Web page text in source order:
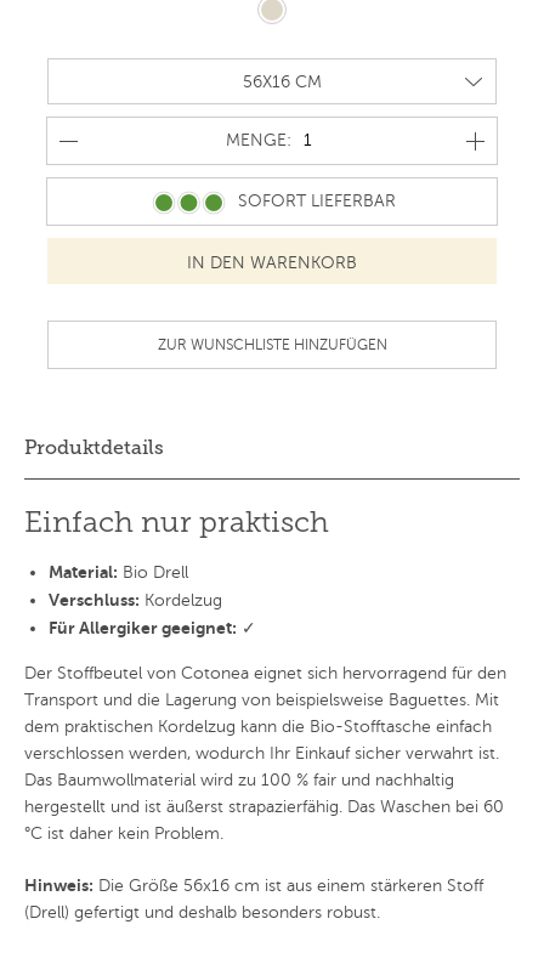
MENGE: MENGE
SOFORT LIEFERBAR
ZUR WUNSCHLISTE HINZUFÜGEN
Produktdetails
Einfach nur praktisch
Material: Bio Drell
Verschluss: Kordelzug
Für Allergiker geeignet: ✓
Der Stoffbeutel von Cotonea eignet sich hervorragend für den
Transport und die Lagerung von beispielsweise Baguettes. Mit
dem praktischen Kordelzug kann die Bio-Stofftasche einfach
verschlossen werden, wodurch Ihr Einkauf sicher verwahrt ist.
Das Baumwollmaterial wird zu 100 % fair und nachhaltig
hergestellt und ist äußerst strapazierfähig. Das Waschen bei 60
°C ist daher kein Problem.
Hinweis: Die Größe 56x16 cm ist aus einem stärkeren Stoff
(Drell) gefertigt und deshalb besonders robust.